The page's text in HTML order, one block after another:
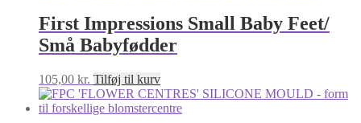
First Impressions Small Baby Feet/
Små Babyfødder
105,00 kr. Tilføj til kurv